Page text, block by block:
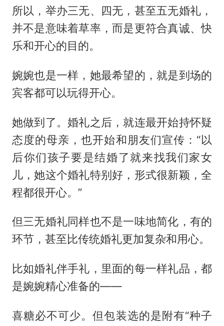
所以，举办三无、四无，甚至五无婚礼，
并不是意味着草率，而是更符合真诚、快
乐和开心的目的。
婉婉也是一样，她最希望的，就是到场的
宾客都可以玩得开心。
她做到了。婚礼之后，就连最开始持怀疑
态度的母亲，也开始和朋友们宣传：“以
后你们孩子要是结婚了就来找我们家女
儿，她这个婚礼特别好，形式很新颖，全
程都很开心。”
但三无婚礼同样也不是一味地简化，有的
环节，甚至比传统婚礼更加复杂和用心。
比如婚礼伴手礼，里面的每一样礼品，都
是婉婉精心准备的——
喜糖必不可少。但包装选的是附有“种子